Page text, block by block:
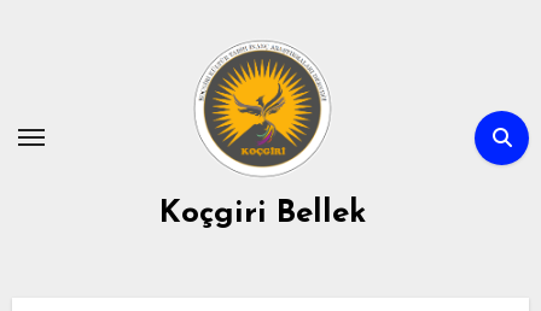
Koçgiri Bellek